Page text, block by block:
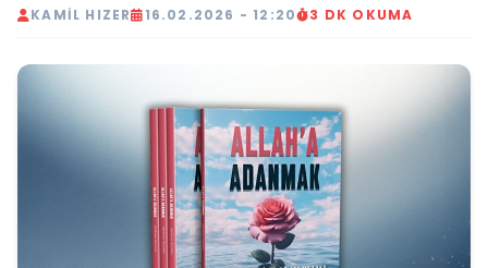
KAMIL HIZER 16.02.2026 - 12:20 3 DK OKUMA